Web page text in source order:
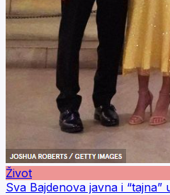
Život
Sva Bajdenova javna i